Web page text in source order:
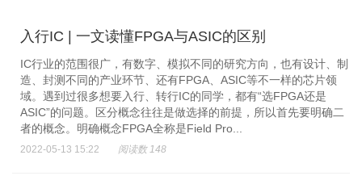
入行IC | 一文读懂FPGA与ASIC的区别
IC行业的范围很广，有数字、模拟不同的研究方向，也有设计、制
造、封测不同的产业环节、还有FPGA、ASIC等不一样的芯片领
域。遇到过很多想要入行、转行IC的同学，都有“选FPGA还是
ASIC”的问题。区分概念往往是做选择的前提，所以首先要明确二
者的概念。明确概念FPGA全称是Field Pro...
2022-05-13 15:22 阅读数 148